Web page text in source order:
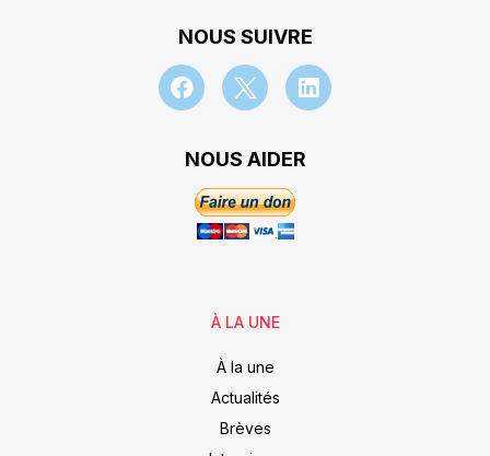
NOUS SUIVRE
NOUS AIDER
À LA UNE
À la une
Actualités
Brèves